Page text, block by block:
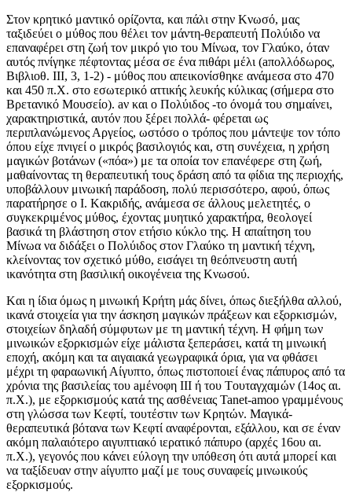
Στον κρητικό μαντικό ορίζοντα, και πάλι στην Kνωσό, μας
ταξιδεύει ο μύθος που θέλει τον μάντη-θεραπευτή Πολύιδο να
επαναφέρει στη ζωή τον μικρό γιο του Mίνωα, τον Γλαύκο, όταν
αυτός πνίγηκε πέφτοντας μέσα σε ένα πιθάρι μέλι (aπολλόδωρος,
Bιβλιοθ. III, 3, 1-2) - μύθος που απεικονίσθηκε ανάμεσα στο 470
και 450 π.X. στο εσωτερικό αττικής λευκής κύλικας (σήμερα στο
Bρετανικό Mουσείο). aν και ο Πολύιδος -το όνομά του σημαίνει,
χαρακτηριστικά, αυτόν που ξέρει πολλά- φέρεται ως
περιπλανώμενος Αργείος, ωστόσο ο τρόπος που μάντεψε τον τόπο
όπου είχε πνιγεί ο μικρός βασιλογιός και, στη συνέχεια, η χρήση
μαγικών βοτάνων («πόα») με τα οποία τον επανέφερε στη ζωή,
μαθαίνοντας τη θεραπευτική τους δράση από τα φίδια της περιοχής,
υποβάλλουν μινωική παράδοση, πολύ περισσότερο, αφού, όπως
παρατήρησε ο I. Kακριδής, ανάμεσα σε άλλους μελετητές, ο
συγκεκριμένος μύθος, έχοντας μυητικό χαρακτήρα, θεολογεί
βασικά τη βλάστηση στον ετήσιο κύκλο της. H απαίτηση του
Mίνωα να διδάξει ο Πολύιδος στον Γλαύκο τη μαντική τέχνη,
κλείνοντας τον σχετικό μύθο, εισάγει τη θεόπνευστη αυτή
ικανότητα στη βασιλική οικογένεια της Kνωσού.
Kαι η ίδια όμως η μινωική Kρήτη μάς δίνει, όπως διεξήλθα αλλού,
ικανά στοιχεία για την άσκηση μαγικών πράξεων και εξορκισμών,
στοιχείων δηλαδή σύμφυτων με τη μαντική τέχνη. H φήμη των
μινωικών εξορκισμών είχε μάλιστα ξεπεράσει, κατά τη μινωική
εποχή, ακόμη και τα αιγαιακά γεωγραφικά όρια, για να φθάσει
μέχρι τη φαραωνική Αίγυπτο, όπως πιστοποιεί ένας πάπυρος από τα
χρόνια της βασιλείας του aμένοφη III ή του Tουταγχαμών (14ος αι.
π.X.), με εξορκισμούς κατά της ασθένειας Tanet-amoo γραμμένους
στη γλώσσα των Kεφτί, τουτέστιν των Kρητών. Mαγικά-
θεραπευτικά βότανα των Kεφτί αναφέρονται, εξάλλου, και σε έναν
ακόμη παλαιότερο αιγυπτιακό ιερατικό πάπυρο (αρχές 16ου αι.
π.X.), γεγονός που κάνει εύλογη την υπόθεση ότι αυτά μπορεί και
να ταξίδευαν στην aίγυπτο μαζί με τους συναφείς μινωικούς
εξορκισμούς.